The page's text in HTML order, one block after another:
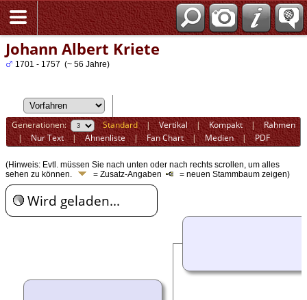
Johann Albert Kriete
1701 - 1757 (~ 56 Jahre)
Generationen: Standard|Vertikal|Kompakt| Rahmen
|Nur Text|Ahnenliste|Fan Chart|Medien|PDF
(Hinweis: Evtl. müssen Sie nach unten oder nach rechts scrollen, um alles
sehen zu können.
= Zusatz-Angaben = neuen Stammbaum zeigen)
Wird geladen...